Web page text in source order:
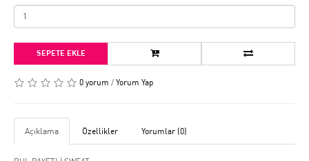
SEPETE EKLE
0 yorum / Yorum Yap
Açıklama Özellikler Yorumlar (0)